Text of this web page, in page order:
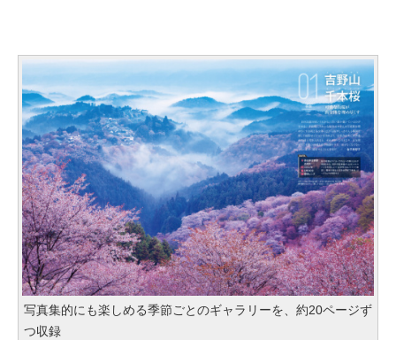
写真集的にも楽しめる季節ごとのギャラリーを、約20ページず
つ収録